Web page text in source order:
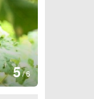
5/6